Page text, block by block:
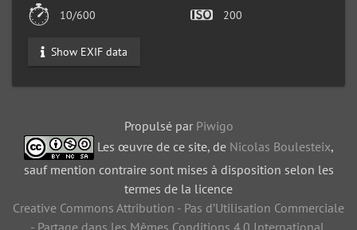
10/600 200
Show EXIF data
Propulsé par Piwigo
Les œuvre de ce site, de Nicolas Boulesteix,
sauf mention contraire sont mises à disposition selon les
termes de la licence
Creative Commons Attribution - Pas d’Utilisation Commerciale
- Partage dans les Mêmes Conditions 4.0 International